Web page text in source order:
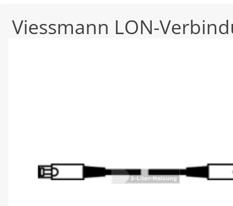
Viessmann LON-